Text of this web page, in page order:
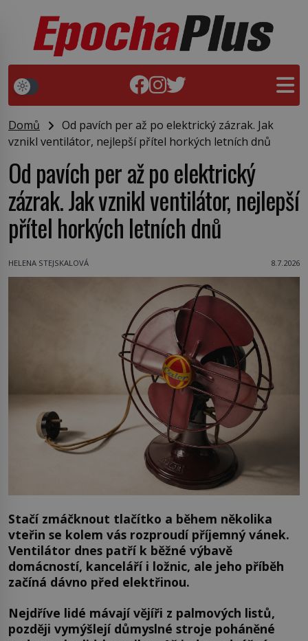
Domů
Od pavích per až po elektrický zázrak. Jak
vznikl ventilátor, nejlepší přítel horkých letních dnů
Od pavích per až po elektrický
zázrak. Jak vznikl ventilátor, nejlepší
přítel horkých letních dnů
HELENA STEJSKALOVÁ 8.7.2026
Stačí zmáčknout tlačítko a během několika
vteřin se kolem vás rozproudí příjemný vánek.
Ventilátor dnes patří k běžné výbavě
domácností, kanceláří i ložnic, ale jeho příběh
začíná dávno před elektřinou.
Nejdříve lidé mávají vějíři z palmových listů,
později vymýšlejí důmyslné stroje poháněné